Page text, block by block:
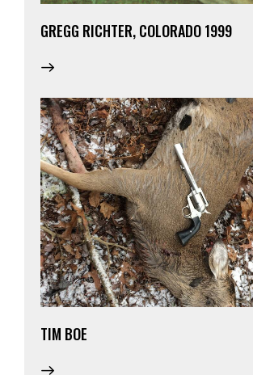
GREGG RICHTER, COLORADO 1999
TIM BOE